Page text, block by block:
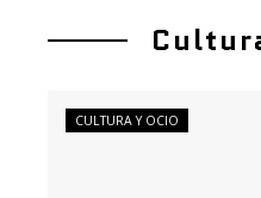
CULTURA Y OCIO